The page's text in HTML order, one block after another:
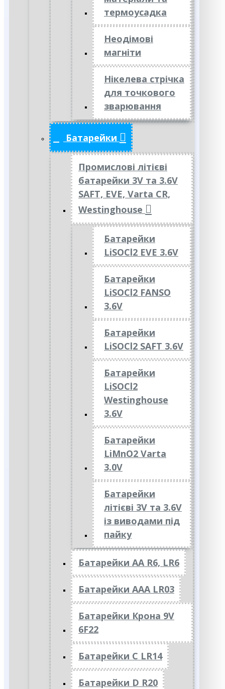
термоусадка
Неодімові
магніти
Нікелева стрічка
для точкового
зварювання
Батарейки
Промислові літієві
батарейки 3V та 3.6V
SAFT, EVE, Varta CR,
Westinghouse
Батарейки
LiSOCl2 EVE 3.6V
Батарейки
LiSOCl2 FANSO
3.6V
Батарейки
LiSOCl2 SAFT 3.6V
Батарейки
LiSOCl2
Westinghouse
3.6V
Батарейки
LiMnO2 Varta
3.0V
Батарейки
літієві 3V та 3.6V
із виводами під
пайку
Батарейки АА R6, LR6
Батарейки АAА LR03
Батарейки Крона 9V
6F22
Батарейки C LR14
Батарейки D R20